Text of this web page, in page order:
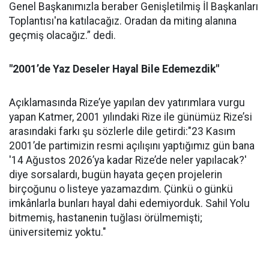
Genel Başkanımızla beraber Genişletilmiş İl Başkanları
Toplantısı'na katılacağız. Oradan da miting alanına
geçmiş olacağız.” dedi.
"2001’de Yaz Deseler Hayal Bile Edemezdik"
Açıklamasında Rize’ye yapılan dev yatırımlara vurgu
yapan Katmer, 2001 yılındaki Rize ile günümüz Rize’si
arasındaki farkı şu sözlerle dile getirdi:"23 Kasım
2001’de partimizin resmi açılışını yaptığımız gün bana
'14 Ağustos 2026’ya kadar Rize’de neler yapılacak?'
diye sorsalardı, bugün hayata geçen projelerin
birçoğunu o listeye yazamazdım. Çünkü o günkü
imkânlarla bunları hayal dahi edemiyorduk. Sahil Yolu
bitmemiş, hastanenin tuğlası örülmemişti;
üniversitemiz yoktu."